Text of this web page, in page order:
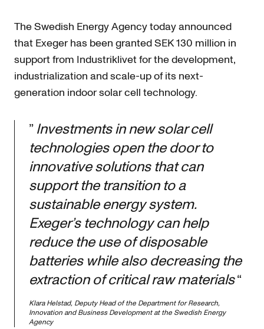
The Swedish Energy Agency today announced
that Exeger has been granted SEK 130 million in
support from Industriklivet for the development,
industrialization and scale-up of its next-
generation indoor solar cell technology.
”Investments in new solar cell
technologies open the door to
innovative solutions that can
support the transition to a
sustainable energy system.
Exeger’s technology can help
reduce the use of disposable
batteries while also decreasing the
extraction of critical raw materials“
Klara Helstad, Deputy Head of the Department for Research,
Innovation and Business Development at the Swedish Energy
Agency